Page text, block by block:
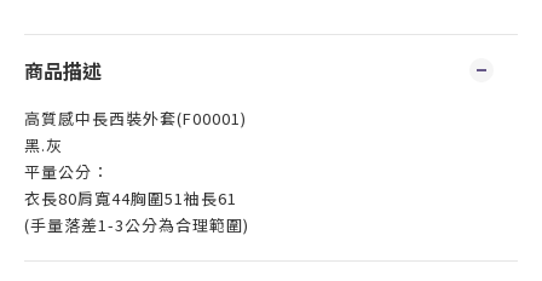
商品描述
高質感中長西裝外套(F00001)
黑.灰
平量公分：
衣長80肩寬44胸圍51袖長61
(手量落差1-3公分為合理範圍)